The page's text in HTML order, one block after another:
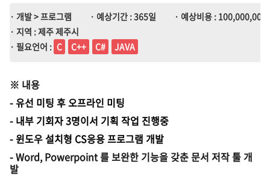
· 개발 > 프로그램 · 예상기간 : 365일
· 예상비용 :
· 지역 : 제주 제주시
· 필요언어 : C C++ C# JAVA
※ 내용
- 유선 미팅 후 오프라인 미팅
- 내부 기회자 3명이서 기획 작업 진행중
- 윈도우 설치형 CS응용 프로그램 개발
-Word, Powerpoint 를 보완한 기능을 갖춘 문서 저작 툴 개
발